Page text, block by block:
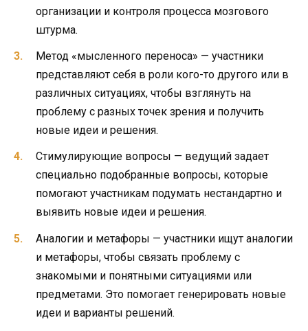
организации и контроля процесса мозгового
штурма.
Метод «мысленного переноса» — участники
представляют себя в роли кого-то другого или в
различных ситуациях, чтобы взглянуть на
проблему с разных точек зрения и получить
новые идеи и решения.
Стимулирующие вопросы — ведущий задает
специально подобранные вопросы, которые
помогают участникам подумать нестандартно и
выявить новые идеи и решения.
Аналогии и метафоры — участники ищут аналогии
и метафоры, чтобы связать проблему с
знакомыми и понятными ситуациями или
предметами. Это помогает генерировать новые
идеи и варианты решений.